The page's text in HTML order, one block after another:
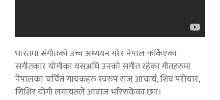
भारतमा संगीतको उच्च अध्ययन गरेर नेपाल फर्किएका
संगीतकार योगीका यसअघि उनको संगीत रहेका गीतहरुमा
नेपालका चर्चित गायकहरु स्वरुप राज आचार्य, शिव परीयार,
सिशिर योगी लगायतले आवाज भरिसकेका छन।